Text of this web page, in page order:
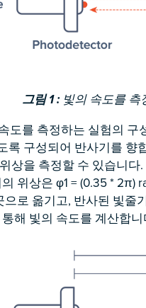
그림 1 :빛의 속도를 측
도를 측정하는 실험의
록 구성되어 반사기를 향
상을 측정할 수 있습니
위상은 φ1 = (0.35 * 2π)
로 옮기고, 반사된 빛줄
해 빛의 속도를 계산합니